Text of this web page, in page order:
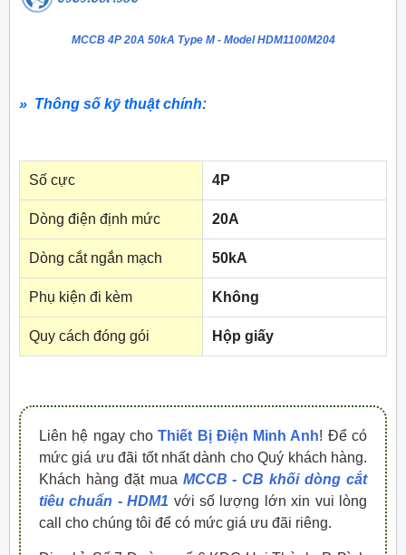
MCCB 4P 20A 50kA Type M - Model HDM1100M204
» Thông số kỹ thuật chính:
Số cực 4P
Dòng điện định mức 20A
Dòng cắt ngắn mạch 50kA
Phụ kiện đi kèm Không
Quy cách đóng gói Hộp giấy
Liên hệ ngay choThiết Bị Điện Minh Anh! Để có
mức giá ưu đãi tốt nhất dành cho Quý khách hàng.
Khách hàng đặt mua MCCB - CB khối dòng cắt
tiêu chuẩn - HDM1 với số lượng lớn xin vui lòng
call cho chúng tôi để có mức giá ưu đãi riêng.